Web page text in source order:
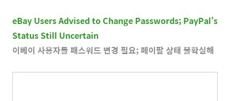
eBay Users Advised to Change Passwords; PayPal’s
Status Still Uncertain
이베이 사용자들 패스워드 변경 필요; 페이팔 상태 불확실해